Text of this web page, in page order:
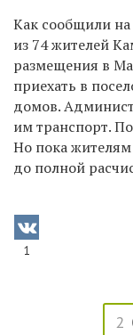
Как сообщили на
из 74 жителей
размещения в
приехать в
домов.
им транспорт.
Но пока жителям
до полной
1
2